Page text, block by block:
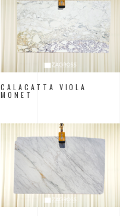
CALACATTA VIOLA
MONET